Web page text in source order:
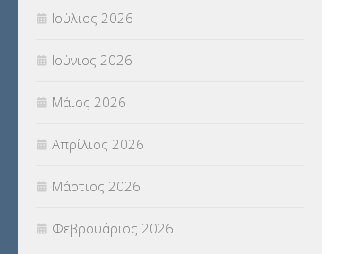
(18)
Ιούλιος 2026
Ιούνιος 2026
Μάιος 2026
Απρίλιος 2026
Μάρτιος 2026
Φεβρουάριος 2026